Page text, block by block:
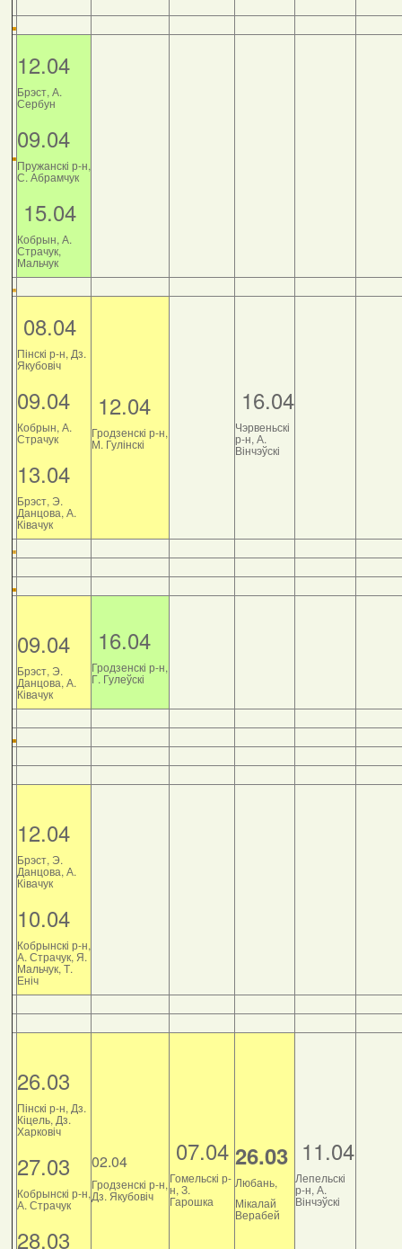
12.04
Брэст, А.
Сербун
09.04
Пружанскі р-н,
С. Абрамчук
15.04
Кобрын, А.
Страчук,
Мальчук
08.04
Пінскі р-н, Дз.
Якубовіч
09.04
Кобрын, А.
Страчук
13.04
Брэст, Э.
Данцова, А.
Ківачук
12.04
Гродзенскі р-н,
М. Гулінскі
16.04
Чэрвеньскі
р-н, А.
Вінчэўскі
09.04
Брэст, Э.
Данцова, А.
Ківачук
16.04
Гродзенскі р-н,
Г. Гулеўскі
12.04
Брэст, Э.
Данцова, А.
Ківачук
10.04
Кобрынскі р-н,
А. Страчук, Я.
Мальчук, Т.
Еніч
26.03
Пінскі р-н, Дз.
Кіцель, Дз.
Харковіч
27.03
Кобрынскі р-н,
А. Страчук
28.03
02.04
Гродзенскі р-н,
Дз. Якубовіч
07.04
Гомельскі р-
н, З.
Гарошка
26.03
Любань,
Мікалай
Верабей
11.04
Лепельскі
р-н, А.
Вінчэўскі